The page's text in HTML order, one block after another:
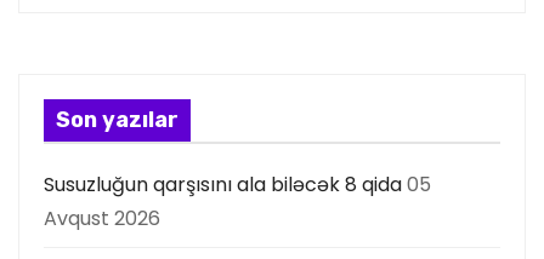
s
ı
Son yazılar
Susuzluğun qarşısını ala biləcək 8 qida05
Avqust 2026